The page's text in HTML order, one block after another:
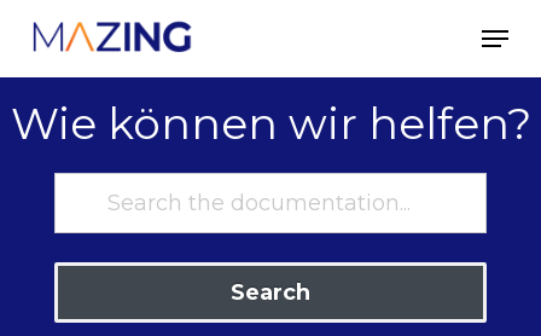
Skip
content
Wie können wir helfen?
Search